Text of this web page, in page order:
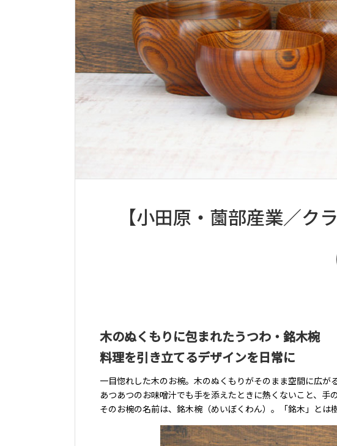
【小田原・薗部産業／ク
木のぬくもりに包まれたうつわ・銘木椀
料理を引き立てるデザインを日常に
一目惚れした木のお椀。木のぬくもりがそのまま空間に広が
あつあつのお味噌汁でも手を添えたときに熱くないこと、手
そのお椀の名前は、銘木椀（めいぼくわん）。「銘木」とは